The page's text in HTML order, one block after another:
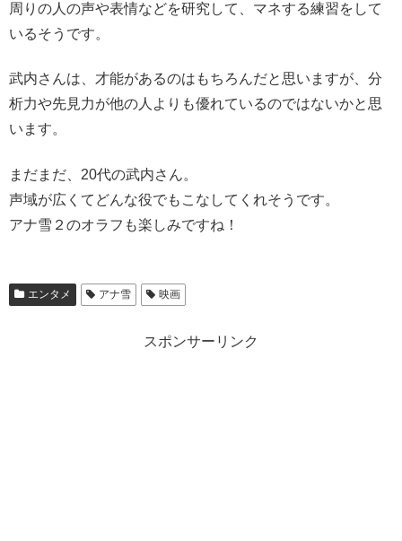
周りの人の声や表情などを研究して、マネする練習をして
いるそうです。
武内さんは、才能があるのはもちろんだと思いますが、分
析力や先見力が他の人よりも優れているのではないかと思
います。
まだまだ、20代の武内さん。
声域が広くてどんな役でもこなしてくれそうです。
アナ雪２のオラフも楽しみですね！
エンタメ アナ雪 映画
スポンサーリンク